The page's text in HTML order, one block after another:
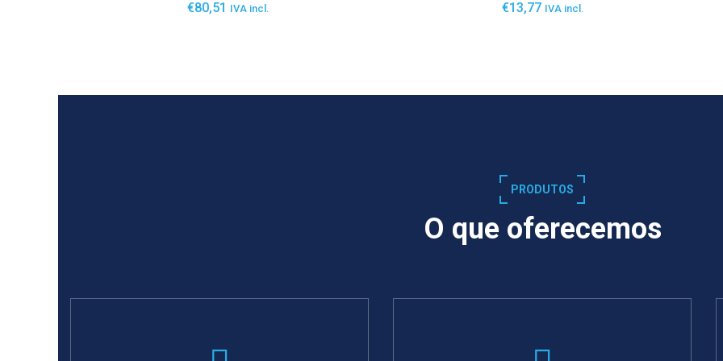
€80,51 IVA incl.
€13,77 IVA incl.
PRODUTOS
O que oferecemos